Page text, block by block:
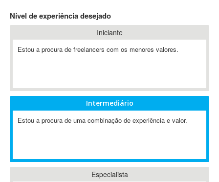
802.11
A-GPS
ABAP
Abaqus
ABBYY FineReader
Ableton
Nível de experiência desejado
Iniciante
Estou a procura de freelancers com os menores valores.
Intermediário
Estou a procura de uma combinação de experiência e valor.
Especialista